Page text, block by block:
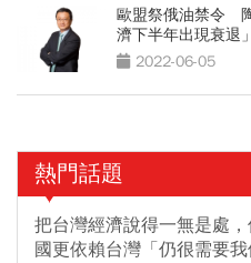
歐盟祭俄油禁令
濟下半年出現衰退」
2022-06-05
熱門話題
把台灣經濟說得一無是處
國更依賴台灣「仍很需要我